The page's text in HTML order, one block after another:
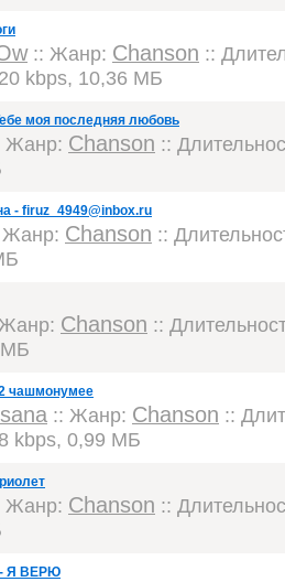
:: Жанр: Chanson ::
kbps, 10,36 МБ
моя последняя любовь
Жанр: Chanson ::
- firuz_4949@inbox.ru
Жанр: Chanson ::
Chanson ::
МБ
чашмонумее
:: Жанр: Chanson ::
kbps, 0,99 МБ
Жанр: Chanson ::
Я ВЕРЮ